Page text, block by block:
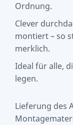
Ordnung.
Clever
montiert – so
merklich.
Ideal für alle,
legen.
Lieferung des